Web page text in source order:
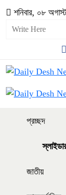
শনিবার, ০৮
প্রচ্ছদ
জাতীয়